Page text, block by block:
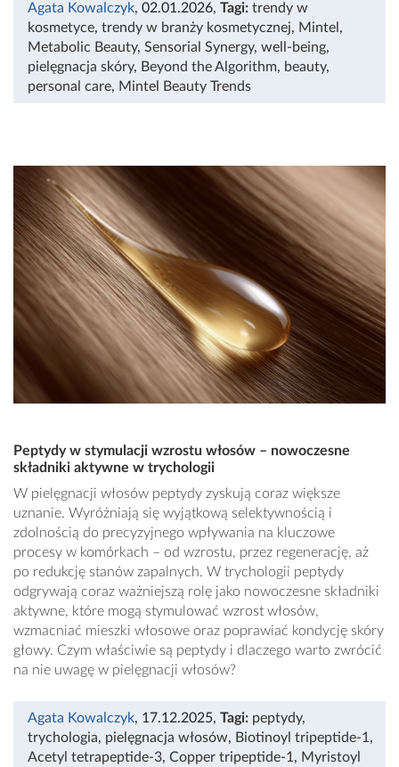
Agata Kowalczyk, 02.01.2026, Tagi: trendy w
kosmetyce, trendy w branży kosmetycznej, Mintel ,
Metabolic Beauty, Sensorial Synergy, well-being,
pielęgnacja skóry, Beyond the Algorithm, beauty,
personal care, Mintel Beauty Trends
Peptydy w stymulacji wzrostu włosów – nowoczesne
składniki aktywne w trychologii
W pielęgnacji włosów peptydy zyskują coraz większe
uznanie. Wyróżniają się wyjątkową selektywnością i
zdolnością do precyzyjnego wpływania na kluczowe
procesy w komórkach – od wzrostu, przez regenerację, aż
po redukcję stanów zapalnych. W trychologii peptydy
odgrywają coraz ważniejszą rolę jako nowoczesne składniki
aktywne, które mogą stymulować wzrost włosów,
wzmacniać mieszki włosowe oraz poprawiać kondycję skóry
głowy. Czym właściwie są peptydy i dlaczego warto zwrócić
na nie uwagę w pielęgnacji włosów?
Agata Kowalczyk, 17.12.2025, Tagi: peptydy,
trychologia, pielęgnacja włosów, Biotinoyl tripeptide-1 ,
Acetyl tetrapeptide-3, Copper tripeptide-1 , Myristoyl